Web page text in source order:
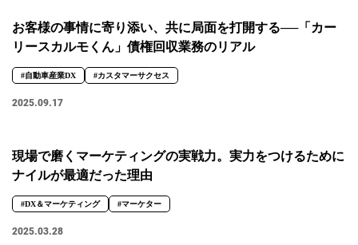
面接で転職理由はどう話すべき？面接官が聞きた
い、模範解答ではない「本音」
お客様の事情に寄り添い、共に局面を打開する──「カー
リースカルモくん」債権回収業務のリアル
#自動車産業DX #カスタマーサクセス
2025.09.17
現場で磨くマーケティングの実戦力。実力をつけるために
ナイルが最適だった理由
#DX＆マーケティング #マーケター
2025.03.28